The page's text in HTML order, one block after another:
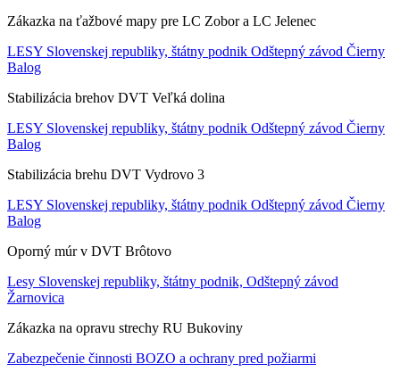
Zákazka na ťažbové mapy pre LC Zobor a LC Jelenec
LESY Slovenskej republiky, štátny podnik Odštepný závod Čierny
Balog
Stabilizácia brehov DVT Veľká dolina
LESY Slovenskej republiky, štátny podnik Odštepný závod Čierny
Balog
Stabilizácia brehu DVT Vydrovo 3
LESY Slovenskej republiky, štátny podnik Odštepný závod Čierny
Balog
Oporný múr v DVT Brôtovo
Lesy Slovenskej republiky, štátny podnik, Odštepný závod
Žarnovica
Zákazka na opravu strechy RU Bukoviny
Zabezpečenie činnosti BOZO a ochrany pred požiarmi